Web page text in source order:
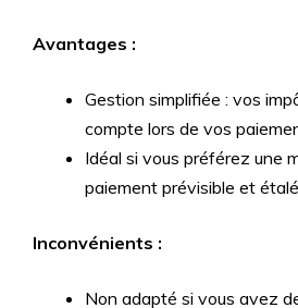
Avantages :
Gestion simplifiée : vos
compte lors de vos
Idéal si vous préférez une
paiement prévisible et
Inconvénients :
Non adapté si vous avez